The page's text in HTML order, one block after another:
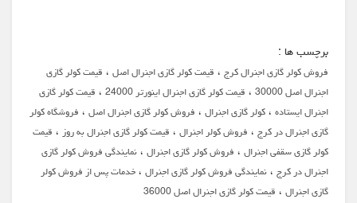
برچسب ها :
فروش کولر گازی اجنرال کرج، قیمت کولر گازی اجنرال اصل، قیمت کولر گازی
اجنرال اصل 30000
، قیمت کولر گازی اجنرال اینورتر 24000 ، قیمت کولر گازی
اجنرال ایستاده،کولر گازی اجنرال، فروش کولر گازی اجنرال اصل، فروشگاه کولر
گازی اجنرال در کرج، فروش کولر اجنرال، قیمت کولر گازی اجنرال به روز، قیمت
کولر گازی سقفی اجنرال، فروش کولر گازی اجنرال،نمایندگی فروش کولر گازی
اجنرال در کرج،نمایندگی فروش کولر گازی اجنرال،خدمات پس از فروش کولر
گازی اجنرال، قیمت کولر گازی اجنرال اصل 36000